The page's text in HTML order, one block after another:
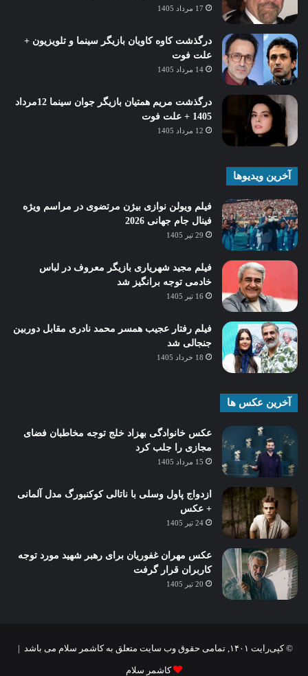
17 مرداد 1405
درگذشت کاوه کاویان بازیگر سینما و تلویزیون +
علت فوت
14 مرداد 1405
درگذشت مریم همتیان بازیگر جوان سینما 12مرداد
1405 + علت فوت
12 مرداد 1405
آخرین ویدیوها
فیلم ویولن نوازی بیژن مرتضوی در مراسم ویژه
فینال جام جهانی 2026
29 تیر 1405
فیلم مجید شهریاری بازیگر معروف در لباس
خادمی توجه برانگیز شد
16 تیر 1405
فیلم رفتار عجیب همسر محمد نادری مقابل دوربین
جنجالی شد
18 خرداد 1405
آخرین عکس ها
عکس خانوادگی بهزاد خلج توجه مخاطبان فضای
مجازی را جلب کرد
15 مرداد 1405
ازدواج پاول وسلی با ناتالی کوکنبورگ مدل آلمانی
+ عکس
24 تیر 1405
عکس مهران غفوریان برای رهبر شهید مورد توجه
کاربران قرار گرفت
20 تیر 1405
© کپی‌رایت ۱۴۰۱, تمامی حقوق وب سایت متعلق به کاشمر سلام می باشد |
کاشمر سلام